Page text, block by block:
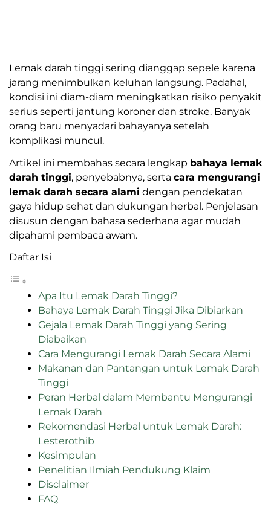
Lemak darah tinggi sering dianggap sepele karena
jarang menimbulkan keluhan langsung. Padahal,
kondisi ini diam-diam meningkatkan risiko penyakit
serius seperti jantung koroner dan stroke. Banyak
orang baru menyadari bahayanya setelah
komplikasi muncul.
Artikel ini membahas secara lengkap bahaya lemak
darah tinggi, penyebabnya, serta cara mengurangi
lemak darah secara alami dengan pendekatan
gaya hidup sehat dan dukungan herbal. Penjelasan
disusun dengan bahasa sederhana agar mudah
dipahami pembaca awam.
Daftar Isi
Apa Itu Lemak Darah Tinggi?
Bahaya Lemak Darah Tinggi Jika Dibiarkan
Gejala Lemak Darah Tinggi yang Sering
Diabaikan
Cara Mengurangi Lemak Darah Secara Alami
Makanan dan Pantangan untuk Lemak Darah
Tinggi
Peran Herbal dalam Membantu Mengurangi
Lemak Darah
Rekomendasi Herbal untuk Lemak Darah:
Lesterothib
Kesimpulan
Penelitian Ilmiah Pendukung Klaim
Disclaimer
FAQ